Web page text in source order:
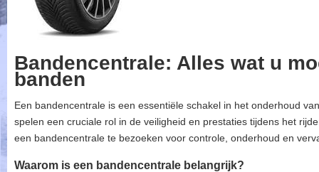
Bandencentrale: Alles wat u
banden
Een bandencentrale is een essentiële schakel in het onderhoud
spelen een cruciale rol in de veiligheid en prestaties tijdens het
een bandencentrale te bezoeken voor controle, onderhoud en
Waarom is een bandencentrale belangrijk?